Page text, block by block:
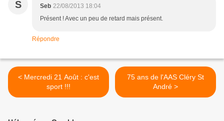
S Seb 22/08/2013 18:04
Présent ! Avec un peu de retard mais présent.
Répondre
< Mercredi 21 Août : c'est
sport !!!
75 ans de l'AAS Cléry St
André >